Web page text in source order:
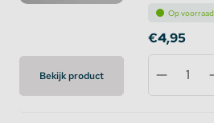
Bekijk product
Op voorraad
€4,95